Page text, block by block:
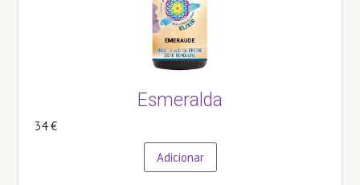
Esmeralda
34 €
Adicionar